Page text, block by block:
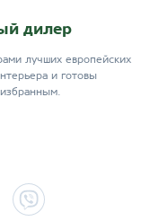
дилер
лучших европейских
и готовы
Telegram